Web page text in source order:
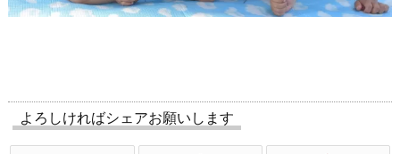
よろしければシェアお願いします